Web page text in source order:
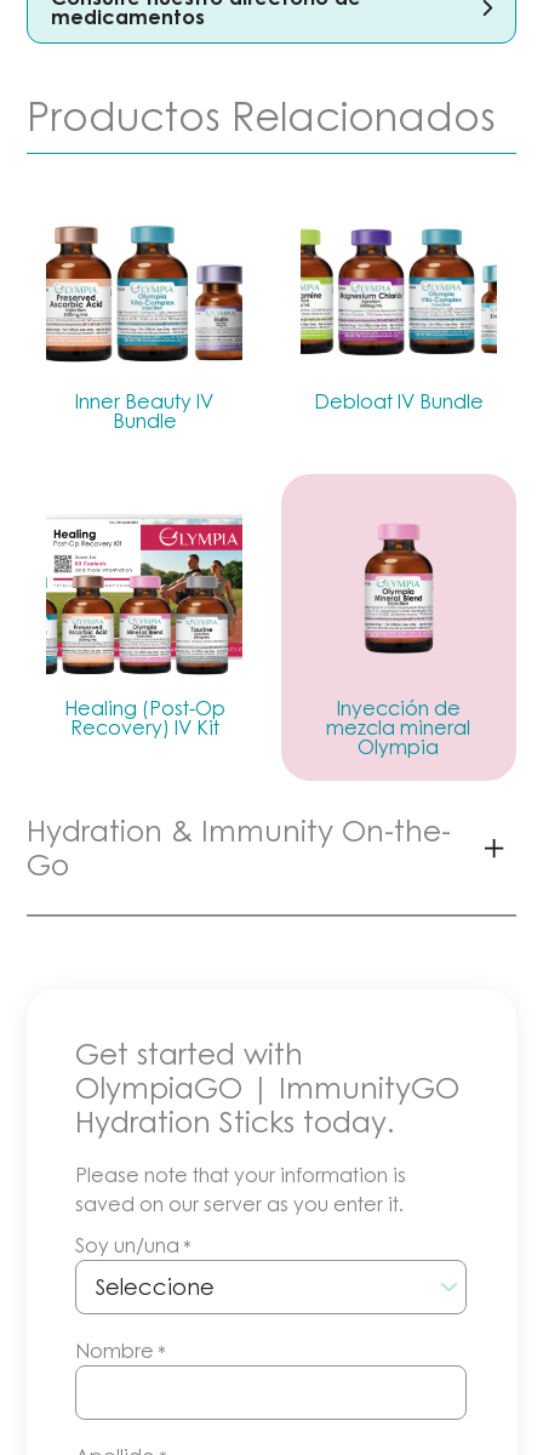
medicamentos
Productos Relacionados
Inner Beauty IV
Bundle
Debloat IV Bundle
Healing (Post-Op
Recovery) IV Kit
Inyección de
mezcla mineral
Olympia
Hydration & Immunity On-the-
Go
Get started with
OlympiaGO | ImmunityGO
Hydration Sticks today.
Please note that your information is
saved on our server as you enter it.
Soy un/una *
Nombre *